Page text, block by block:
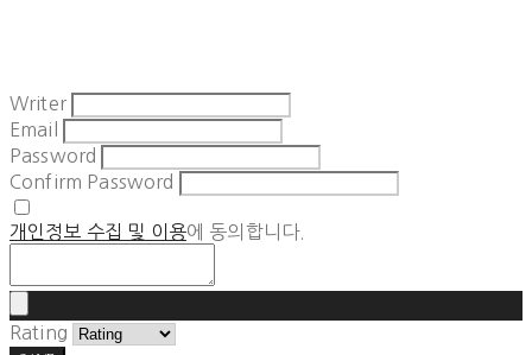
Writer
Email
Password
Confirm Password
개인정보 수집 및 이용에 동의합니다.
Rating